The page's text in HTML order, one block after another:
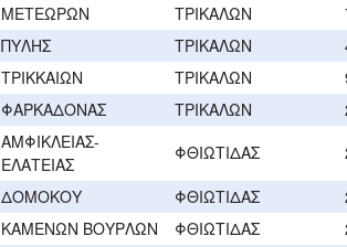
ΜΕΤΕΩΡΩΝ ΤΡΙΚΑΛΩΝ
ΠΥΛΗΣ ΤΡΙΚΑΛΩΝ
ΤΡΙΚΚΑΙΩΝ ΤΡΙΚΑΛΩΝ
ΦΑΡΚΑΔΟΝΑΣ ΤΡΙΚΑΛΩΝ
ΑΜΦΙΚΛΕΙΑΣ-
ΕΛΑΤΕΙΑΣ
ΦΘΙΩΤΙΔΑΣ
ΔΟΜΟΚΟΥ ΦΘΙΩΤΙΔΑΣ
ΚΑΜΕΝΩΝ ΒΟΥΡΛΩΝ ΦΘΙΩΤΙΔΑΣ